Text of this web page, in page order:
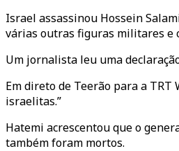
Israel assassinou Hossein
várias outras figuras militares e
Um jornalista leu uma
Em direto de Teerão para a TRT
israelitas.”
Hatemi acrescentou que o
também foram mortos.